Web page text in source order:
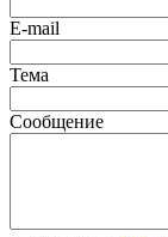
E-mail
Тема
Сообщение